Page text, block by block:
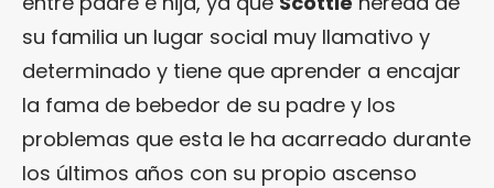
su familia un lugar social muy llamativo y
determinado y tiene que aprender a encajar
la fama de bebedor de su padre y los
problemas que esta le ha acarreado durante
los últimos años con su propio ascenso